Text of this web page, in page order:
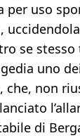
per uso
se
uno
che, non
di